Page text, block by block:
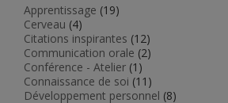
Apprentissage (19)
Cerveau (4)
Citations inspirantes (12)
Communication orale (2)
Conférence - Atelier (1)
Connaissance de soi (11)
Développement personnel (8)